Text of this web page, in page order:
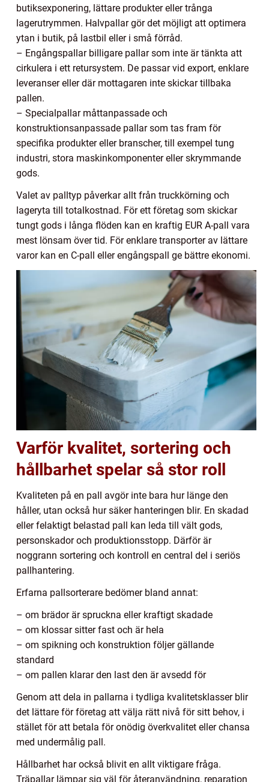
butiksexponering, lättare produkter eller trånga
lagerutrymmen. Halvpallar gör det möjligt att optimera
ytan i butik, på lastbil eller i små förråd.
– Engångspallar billigare pallar som inte är tänkta att
cirkulera i ett retursystem. De passar vid export, enklare
leveranser eller där mottagaren inte skickar tillbaka
pallen.
– Specialpallar måttanpassade och
konstruktionsanpassade pallar som tas fram för
specifika produkter eller branscher, till exempel tung
industri, stora maskinkomponenter eller skrymmande
gods.
Valet av palltyp påverkar allt från truckkörning och
lageryta till totalkostnad. För ett företag som skickar
tungt gods i långa flöden kan en kraftig EUR A-pall vara
mest lönsam över tid. För enklare transporter av lättare
varor kan en C-pall eller engångspall ge bättre ekonomi.
Varför kvalitet, sortering och
hållbarhet spelar så stor roll
Kvaliteten på en pall avgör inte bara hur länge den
håller, utan också hur säker hanteringen blir. En skadad
eller felaktigt belastad pall kan leda till vält gods,
personskador och produktionsstopp. Därför är
noggrann sortering och kontroll en central del i seriös
pallhantering.
Erfarna pallsorterare bedömer bland annat:
– om brädor är spruckna eller kraftigt skadade
– om klossar sitter fast och är hela
– om spikning och konstruktion följer gällande
standard
– om pallen klarar den last den är avsedd för
Genom att dela in pallarna i tydliga kvalitetsklasser blir
det lättare för företag att välja rätt nivå för sitt behov, i
stället för att betala för onödig överkvalitet eller chansa
med undermålig pall.
Hållbarhet har också blivit en allt viktigare fråga.
Träpallar lämpar sig väl för återanvändning, reparation